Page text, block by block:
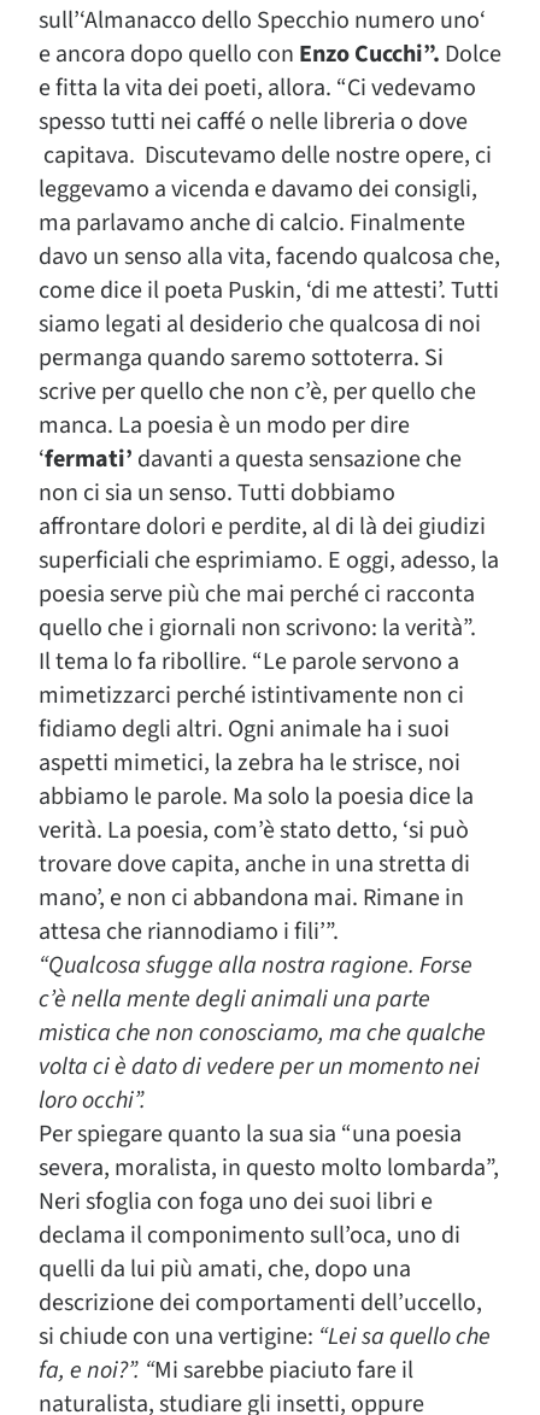
sull’‘Almanacco dello Specchio numero uno‘
e ancora dopo quello con Enzo Cucchi”. Dolce
e fitta la vita dei poeti, allora. “Ci vedevamo
spesso tutti nei caffé o nelle libreria o dove
capitava. Discutevamo delle nostre opere, ci
leggevamo a vicenda e davamo dei consigli,
ma parlavamo anche di calcio. Finalmente
davo un senso alla vita, facendo qualcosa che,
come dice il poeta Puskin, ‘di me attesti’. Tutti
siamo legati al desiderio che qualcosa di noi
permanga quando saremo sottoterra. Si
scrive per quello che non c’è, per quello che
manca. La poesia è un modo per dire
‘fermati’ davanti a questa sensazione che
non ci sia un senso. Tutti dobbiamo
affrontare dolori e perdite, al di là dei giudizi
superficiali che esprimiamo. E oggi, adesso, la
poesia serve più che mai perché ci racconta
quello che i giornali non scrivono: la verità”.
Il tema lo fa ribollire. “Le parole servono a
mimetizzarci perché istintivamente non ci
fidiamo degli altri. Ogni animale ha i suoi
aspetti mimetici, la zebra ha le strisce, noi
abbiamo le parole. Ma solo la poesia dice la
verità. La poesia, com’è stato detto, ‘si può
trovare dove capita, anche in una stretta di
mano’, e non ci abbandona mai. Rimane in
attesa che riannodiamo i fili’”.
“Qualcosa sfugge alla nostra ragione. Forse
c’è nella mente degli animali una parte
mistica che non conosciamo, ma che qualche
volta ci è dato di vedere per un momento nei
loro occhi”.
Per spiegare quanto la sua sia “una poesia
severa, moralista, in questo molto lombarda”,
Neri sfoglia con foga uno dei suoi libri e
declama il componimento sull’oca, uno di
quelli da lui più amati, che, dopo una
descrizione dei comportamenti dell’uccello,
si chiude con una vertigine: “Lei sa quello che
fa, e noi?”. “Mi sarebbe piaciuto fare il
naturalista, studiare gli insetti, oppure